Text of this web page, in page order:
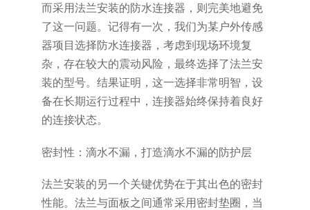
而采用法兰安装的防水连接器，则完美地避免
了这一问题。记得有一次，我们为某户外传感
器项目选择防水连接器，考虑到现场环境复
杂，存在较大的震动风险，最终选择了法兰安
装的型号。结果证明，这一选择非常明智，设
备在长期运行过程中，连接器始终保持着良好
的连接状态。
密封性：滴水不漏，打造滴水不漏的防护层
法兰安装的另一个关键优势在于其出色的密封
性能。法兰与面板之间通常采用密封垫圈，当